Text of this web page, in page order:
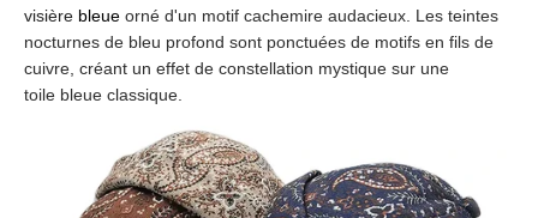
visière bleue orné d'un motif cachemire audacieux. Les teintes
nocturnes de bleu profond sont ponctuées de motifs en fils de
cuivre, créant un effet de constellation mystique sur une
toile bleue classique.